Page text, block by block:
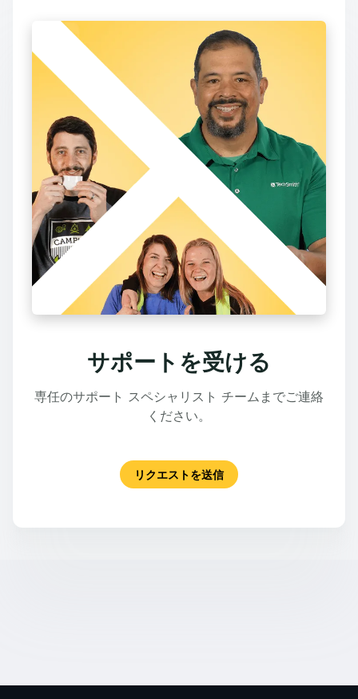
サポートを受ける
専任のサポート スペシャリスト チームまでご連絡
ください。
リクエストを送信